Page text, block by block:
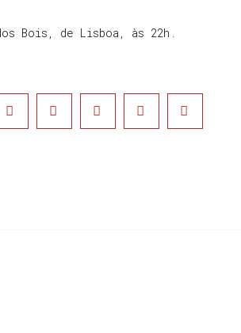
Bois, de Lisboa, às 22h.